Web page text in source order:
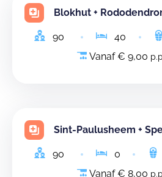
Blokhut +
90 40
Vanaf € 9,00
Sint-Paulusheem +
90 0
Vanaf € 8,00